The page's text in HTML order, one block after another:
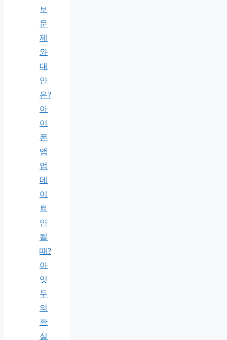
보
문
제
와
대
안
은?
아
이
폰
앱
업
데
이
트
안
될
때?
아
잇
두
의
확
실